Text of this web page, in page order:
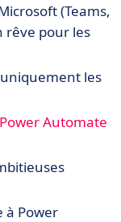
(Teams,
rêve pour les
les
Power Automate
à Power